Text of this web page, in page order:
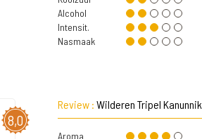
Alcohol
Intensit.
Nasmaak
8,0
Review : Wilderen Tripel Kanunnik
Aroma